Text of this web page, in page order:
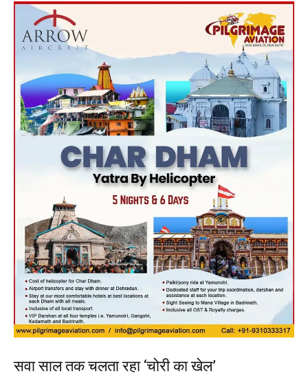
सवा साल तक चलता रहा ‘चोरी का खेल’